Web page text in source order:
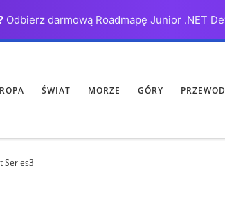
Odbierz darmową Roadmapę Junior .NET
ŚWIAT MORZE GÓRY
Series3